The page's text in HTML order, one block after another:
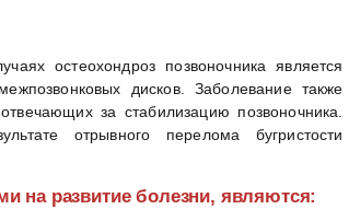
остеохондроз позвоночника является
дисков. Заболевание также
за стабилизацию позвоночника.
отрывного перелома бугристости
развитие болезни, являются: